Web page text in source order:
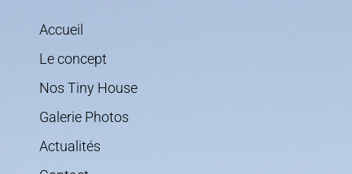
Accueil
Le concept
Nos Tiny House
Galerie Photos
Actualités